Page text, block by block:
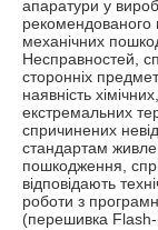
апаратури у
рекомендованого
механічних
Несправностей,
сторонніх
наявність
екстремальних
спричинених
стандартам
пошкодження,
відповідають
роботи з
(перешивка